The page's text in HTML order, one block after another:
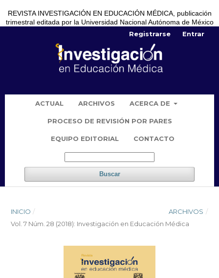
REVISTA INVESTIGACIÓN EN EDUCACIÓN MÉDICA, publicación
trimestral editada por la Universidad Nacional Autónoma de México
ACTUAL ARCHIVOS ACERCA DE
PROCESO DE REVISIÓN POR PARES
EQUIPO EDITORIAL CONTACTO
Buscar
Registrarse Entrar
INICIO / ARCHIVOS /
Vol. 7 Núm. 28 (2018): Investigación en Educación Médica